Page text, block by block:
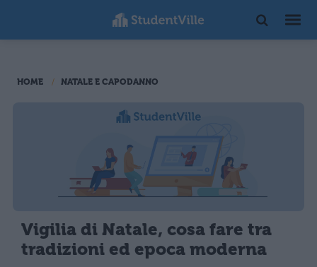
HOME NATALE E CAPODANNO
Vigilia di Natale, cosa fare tra
tradizioni ed epoca moderna